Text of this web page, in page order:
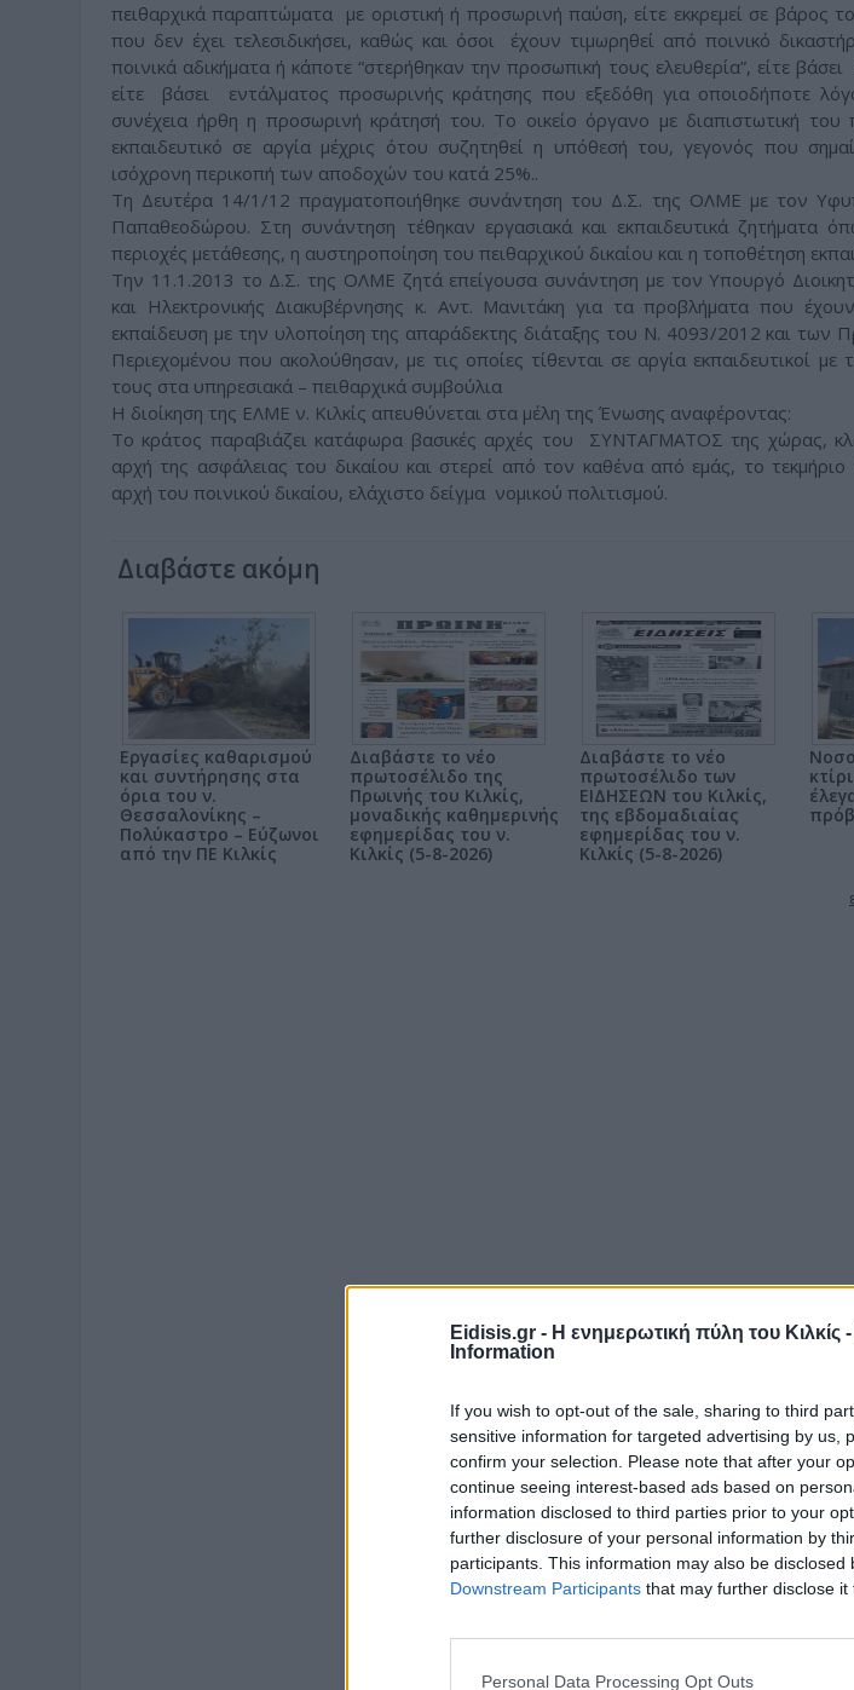
Eidisis.gr - Η ενημερωτική πύλη του Κιλκίς -
Information
If you wish to opt-out of the sale, sharing to third
sensitive information for targeted advertising by us,
confirm your selection. Please note that after your
continue seeing interest-based ads based on
information disclosed to third parties prior to your
further disclosure of your personal information by
participants. This information may also be
Downstream Participants that may further disclose it
Personal Data Processing Opt Outs
πειθαρχικά παραπτώματα με οριστική ή προσωρινή παύση, είτε εκκρεμεί σε βάρος
που δεν έχει τελεσιδικήσει, καθώς και όσοι έχουν τιμωρηθεί από ποινικό
ποινικά αδικήματα ή κάποτε “στερήθηκαν την προσωπική τους ελευθερία”, είτε
είτε βάσει εντάλματος προσωρινής κράτησης που εξεδόθη για οποιοδήποτε
συνέχεια ήρθη η προσωρινή κράτησή του. Το οικείο όργανο με διαπιστωτική του
εκπαιδευτικό σε αργία μέχρις ότου συζητηθεί η υπόθεσή του, γεγονός που
ισόχρονη περικοπή των αποδοχών του κατά 25%..
Τη Δευτέρα 14/1/12 πραγματοποιήθηκε συνάντηση του Δ.Σ. της ΟΛΜΕ με τον
Παπαθεοδώρου. Στη συνάντηση τέθηκαν εργασιακά και εκπαιδευτικά ζητήματα
περιοχές μετάθεσης, η αυστηροποίηση του πειθαρχικού δικαίου και η τοποθέτηση
Την 11.1.2013 το Δ.Σ. της ΟΛΜΕ ζητά επείγουσα συνάντηση με τον Υπουργό
και Ηλεκτρονικής Διακυβέρνησης κ. Αντ. Μανιτάκη για τα προβλήματα που
εκπαίδευση με την υλοποίηση της απαράδεκτης διάταξης του Ν. 4093/2012 και των
Περιεχομένου που ακολούθησαν, με τις οποίες τίθενται σε αργία εκπαιδευτικοί
τους στα υπηρεσιακά – πειθαρχικά συμβούλια
Η διοίκηση της ΕΛΜΕ ν. Κιλκίς απευθύνεται στα μέλη της Ένωσης αναφέροντας:
Το κράτος παραβιάζει κατάφωρα βασικές αρχές του ΣΥΝΤΑΓΜΑΤΟΣ της χώρας,
αρχή της ασφάλειας του δικαίου και στερεί από τον καθένα από εμάς, το τεκμήριο
αρχή του ποινικού δικαίου, ελάχιστο δείγμα νομικού πολιτισμού.
Διαβάστε ακόμη
Εργασίες καθαρισμού
και συντήρησης στα
όρια του ν.
Θεσσαλονίκης –
Πολύκαστρο – Εύζωνοι
από την ΠΕ Κιλκίς
Διαβάστε το νέο
πρωτοσέλιδο της
Πρωινής του Κιλκίς,
μοναδικής καθημερινής
εφημερίδας του ν.
Κιλκίς (5-8-2026)
Διαβάστε το νέο
πρωτοσέλιδο των
ΕΙΔΗΣΕΩΝ του Κιλκίς,
της εβδομαδιαίας
εφημερίδας του ν.
Κιλκίς (5-8-2026)